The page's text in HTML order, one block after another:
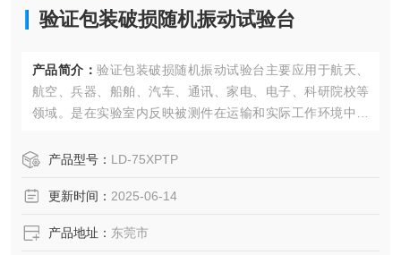
验证包装破损随机振动试验台
产品简介： 验证包装破损随机振动试验台主要应用于航天、
航空、兵器、船舶、汽车、通讯、家电、电子、科研院校等
领域。是在实验室内反映被测件在运输和实际工作环境中对
样机试验、产品合格鉴定试验全过程等不可少的重要试验手
产品型号： LD-75XPTP
更新时间： 2025-06-14
产品地址： 东莞市